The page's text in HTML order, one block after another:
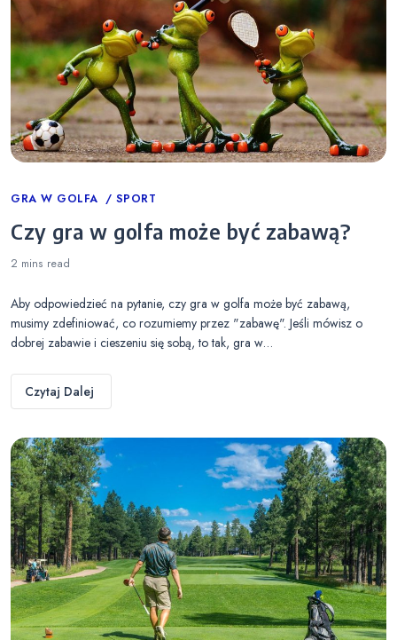
Categories
GRA W GOLFA SPORT
Czy gra w golfa może być zabawą?
2 mins read
Aby odpowiedzieć na pytanie, czy gra w golfa może być zabawą,
musimy zdefiniować, co rozumiemy przez "zabawę". Jeśli mówisz o
dobrej zabawie i cieszeniu się sobą, to tak, gra w…
Czytaj Dalej